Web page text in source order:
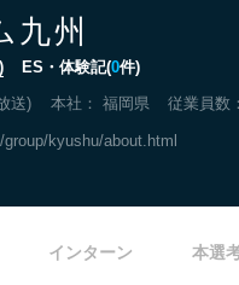
九州
ES・体験記(0件)
送) 本社： 福岡県 従業員数
kyushu/about.html
インターン 本選